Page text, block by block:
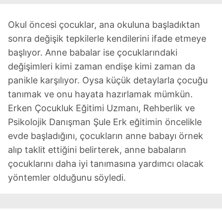
Okul öncesi çocuklar, ana okuluna başladıktan
sonra değişik tepkilerle kendilerini ifade etmeye
başlıyor. Anne babalar ise çocuklarındaki
değişimleri kimi zaman endişe kimi zaman da
panikle karşılıyor. Oysa küçük detaylarla çocuğu
tanımak ve onu hayata hazırlamak mümkün.
Erken Çocukluk Eğitimi Uzmanı, Rehberlik ve
Psikolojik Danışman Şule Erk eğitimin öncelikle
evde başladığını, çocukların anne babayı örnek
alıp taklit ettiğini belirterek, anne babaların
çocuklarını daha iyi tanımasına yardımcı olacak
yöntemler olduğunu söyledi.